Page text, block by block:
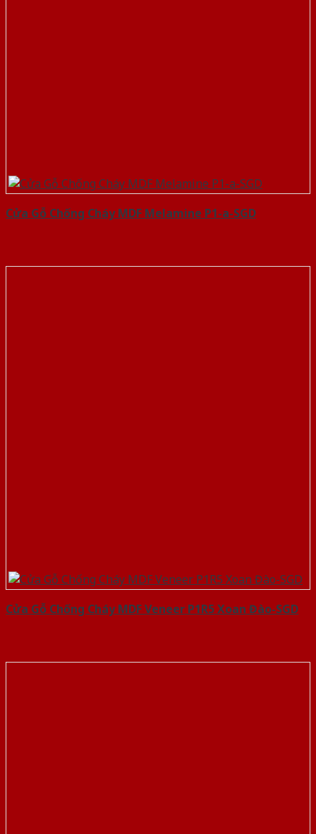
Cửa Gỗ Chống Cháy MDF Melamine P1-a-SGD
Cửa Gỗ Chống Cháy MDF Veneer P1R5 Xoan Đào-SGD